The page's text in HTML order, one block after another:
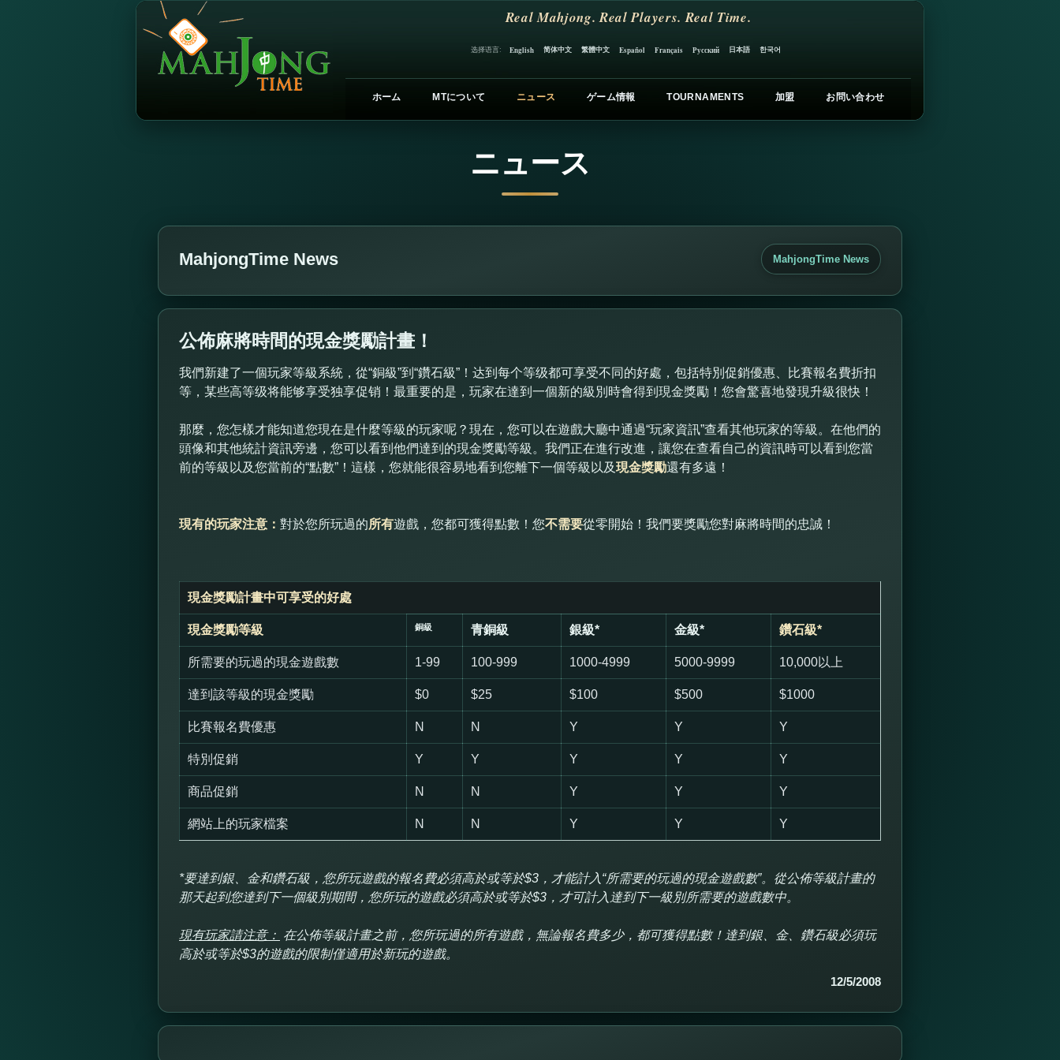
Real Mahjong. Real Players. Real Time.
选择语言: English 简体中文 繁體中文 Español Français Русский 日本語 한국어
ホーム MTについて ニュース ゲーム情報 TOURNAMENTS 加盟 お問い合わせ
ニュース
MahjongTime News MahjongTime News
公佈麻將時間的現金獎勵計畫！
我們新建了一個玩家等級系統，從“銅級”到“鑽石級”！达到每个等级都可享受不同的好處，包括特別促銷優惠、比賽報名費折扣
等，某些高等级将能够享受独享促销！最重要的是，玩家在達到一個新的級別時會得到現金獎勵！您會驚喜地發現升級很快！
那麼，您怎樣才能知道您現在是什麼等級的玩家呢？現在，您可以在遊戲大廳中通過“玩家資訊”查看其他玩家的等級。在他們的
頭像和其他統計資訊旁邊，您可以看到他們達到的現金獎勵等級。我們正在進行改進，讓您在查看自己的資訊時可以看到您當
前的等級以及您當前的“點數”！這樣，您就能很容易地看到您離下一個等級以及現金獎勵還有多遠！
現有的玩家注意： 對於您所玩過的所有遊戲，您都可獲得點數！您不需要從零開始！我們要獎勵您對麻將時間的忠誠！
現金獎勵計畫中可享受的好處
現金獎勵等級 銅級 青銅級 銀級* 金級* 鑽石級*
所需要的玩過的現金遊戲數 1-99 100-999 1000-4999 5000-9999 10,000以上
達到該等級的現金獎勵 $0 $25 $100 $500 $1000
比賽報名費優惠 N N Y Y Y
特別促銷 Y Y Y Y Y
商品促銷 N N Y Y Y
網站上的玩家檔案 N N Y Y Y
*要達到銀、金和鑽石級，您所玩遊戲的報名費必須高於或等於$3，才能計入“所需要的玩過的現金遊戲數”。從公佈等級計畫的
那天起到您達到下一個級別期間，您所玩的遊戲必須高於或等於$3，才可計入達到下一級別所需要的遊戲數中。
現有玩家請注意： 在公佈等級計畫之前，您所玩過的所有遊戲，無論報名費多少，都可獲得點數！達到銀、金、鑽石級必須玩
高於或等於$3的遊戲的限制僅適用於新玩的遊戲。
12/5/2008